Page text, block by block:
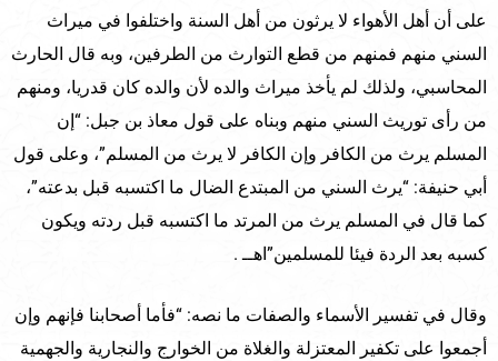
على أن أهل الأهواء لا يرثون من أهل السنة واختلفوا في ميراث
السني منهم فمنهم من قطع التوارث من الطرفين، وبه قال الحارث
المحاسبي، ولذلك لم يأخذ ميراث والده لأن والده كان قدريا، ومنهم
من رأى توريث السني منهم وبناه على قول معاذ بن جبل: “إن
المسلم يرث من الكافر وإن الكافر لا يرث من المسلم”، وعلى قول
أبي حنيفة: “يرث السني من المبتدع الضال ما اكتسبه قبل بدعته”،
كما قال في المسلم يرث من المرتد ما اكتسبه قبل ردته ويكون
كسبه بعد الردة فيئا للمسلمين”اهــ .
وقال في تفسير الأسماء والصفات ما نصه: “فأما أصحابنا فإنهم وإن
أجمعوا على تكفير المعتزلة والغلاة من الخوارج والنجارية والجهمية